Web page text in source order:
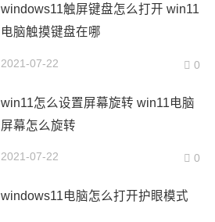
windows11触屏键盘怎么打开 win11
电脑触摸键盘在哪
2021-07-22 0
win11怎么设置屏幕旋转 win11电脑
屏幕怎么旋转
2021-07-22 0
windows11电脑怎么打开护眼模式